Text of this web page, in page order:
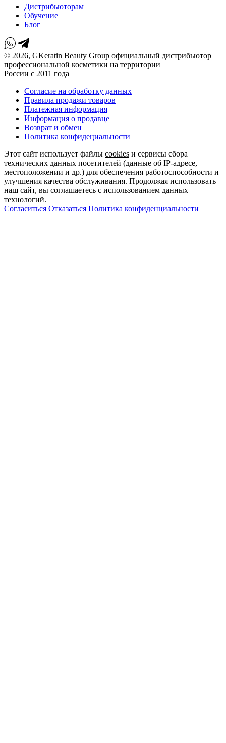
Дистрибьюторам
Обучение
Блог
© 2026, GKeratin Beauty Group официальный дистрибьютор
профессиональной косметики на территории
России с 2011 года
Согласие на обработку данных
Правила продажи товаров
Платежная информация
Информация о продавце
Возврат и обмен
Политика конфидециальности
Этот сайт использует файлы cookies и сервисы сбора
технических данных посетителей (данные об IP-адресе,
местоположении и др.) для обеспечения работоспособности и
улучшения качества обслуживания. Продолжая использовать
наш сайт, вы соглашаетесь с использованием данных
технологий.
Согласиться Отказаться Политика конфиденциальности